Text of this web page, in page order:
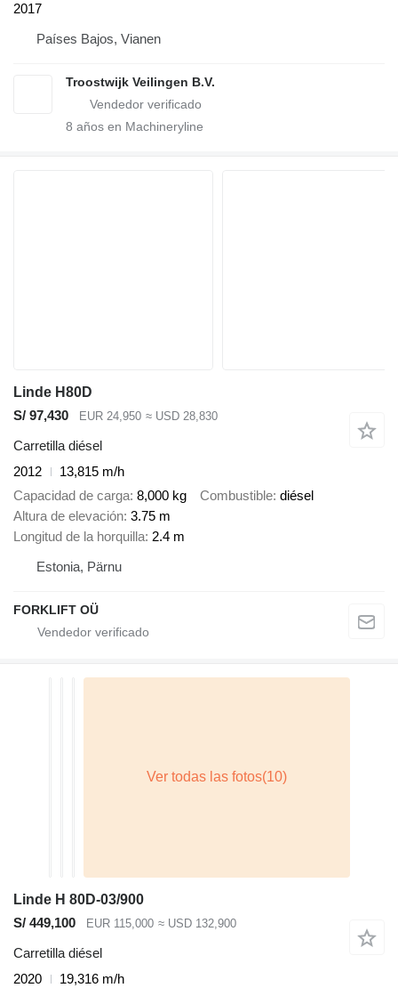
2017
Países Bajos, Vianen
Troostwijk Veilingen B.V.
8 años en Machineryline
Linde H80D
S/ 97,430
EUR 24,950 ≈ USD 28,830
Carretilla diésel
2012
13,815 m/h
Capacidad de carga 8,000 kg Combustible diésel
Altura de elevación 3.75 m
Longitud de la horquilla 2.4 m
Estonia, Pärnu
FORKLIFT OÜ
Linde H 80D-03/900
S/ 449,100
EUR 115,000 ≈ USD 132,900
Carretilla diésel
2020
19,316 m/h